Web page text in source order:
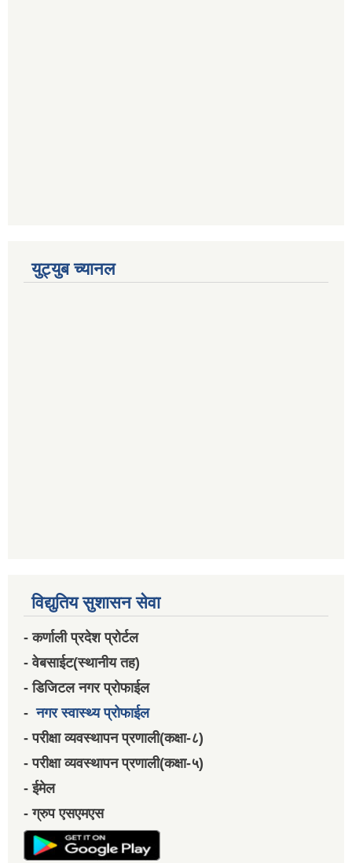
युट्युब च्यानल
विद्युतिय सुशासन सेवा
- कर्णाली प्रदेश प्रोर्टल
- वेबसाईट(स्थानीय तह)
- डिजिटल नगर प्रोफाईल
-नगर स्वास्थ्य प्रोफाईल
- परीक्षा व्यवस्थापन प्रणाली(कक्षा-८)
- परीक्षा व्यवस्थापन प्रणाली(कक्षा-५)
- ईमेल
- ग्रुप एसएमएस